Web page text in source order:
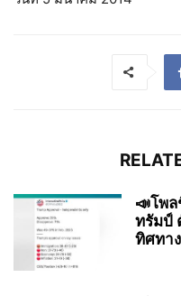
📣โพ
ทรัมป์
ทิศทา